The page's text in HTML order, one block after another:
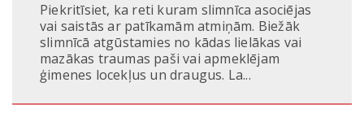
Piekritīsiet, ka reti kuram slimnīca asociējas
vai saistās ar patīkamām atmiņām. Biežāk
slimnīcā atgūstamies no kādas lielākas vai
mazākas traumas paši vai apmeklējam
ģimenes locekļus un draugus. La...